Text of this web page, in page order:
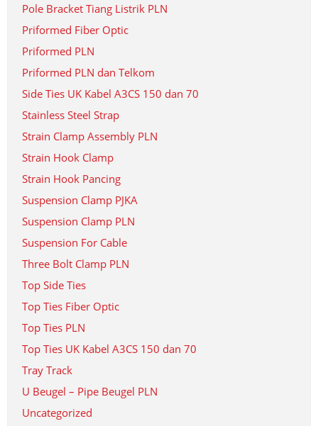
Pole Bracket Tiang Listrik PLN
Priformed Fiber Optic
Priformed PLN
Priformed PLN dan Telkom
Side Ties UK Kabel A3CS 150 dan 70
Stainless Steel Strap
Strain Clamp Assembly PLN
Strain Hook Clamp
Strain Hook Pancing
Suspension Clamp PJKA
Suspension Clamp PLN
Suspension For Cable
Three Bolt Clamp PLN
Top Side Ties
Top Ties Fiber Optic
Top Ties PLN
Top Ties UK Kabel A3CS 150 dan 70
Tray Track
U Beugel – Pipe Beugel PLN
Uncategorized